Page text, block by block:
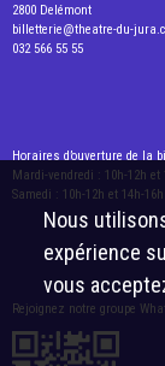
2800 Delémont
billetterie@theatre-du-
032 566 55 55
Horaires d’ouverture de la
Mardi-vendredi : 10h-12h et
Samedi : 10h-12h et 14h-16h
Rejoignez notre groupe
Nous
expérience
vous